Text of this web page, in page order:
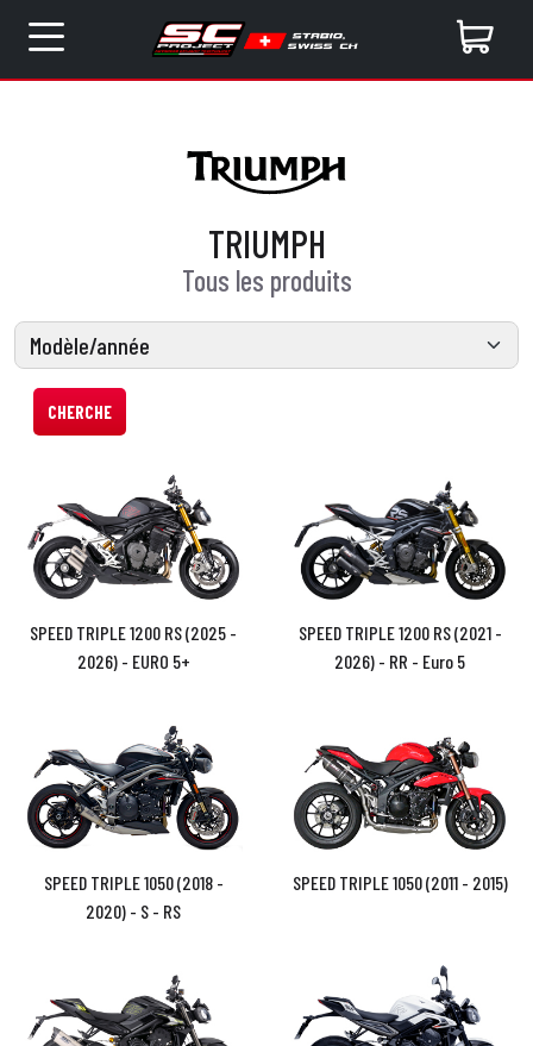
TRIUMPH
Tous les produits
CHERCHE
SPEED TRIPLE 1200 RS (2025 -
2026) - EURO 5+
SPEED TRIPLE 1200 RS (2021 -
2026) - RR - Euro 5
SPEED TRIPLE 1050 (2018 -
2020) - S - RS
SPEED TRIPLE 1050 (2011 - 2015)